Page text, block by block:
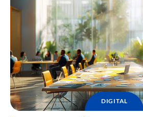
DIGITAL